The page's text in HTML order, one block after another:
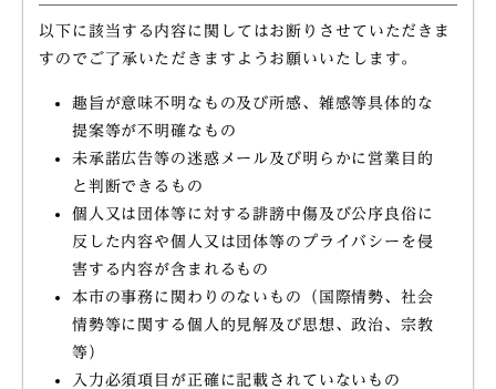
以下に該当する内容に関してはお断りさせていただきま
すのでご了承いただきますようお願いいたします。
趣旨が意味不明なもの及び所感、雑感等具体的な
提案等が不明確なもの
未承諾広告等の迷惑メール及び明らかに営業目的
と判断できるもの
個人又は団体等に対する誹謗中傷及び公序良俗に
反した内容や個人又は団体等のプライバシーを侵
害する内容が含まれるもの
本市の事務に関わりのないもの（国際情勢、社会
情勢等に関する個人的見解及び思想、政治、宗教
等）
入力必須項目が正確に記載されていないもの